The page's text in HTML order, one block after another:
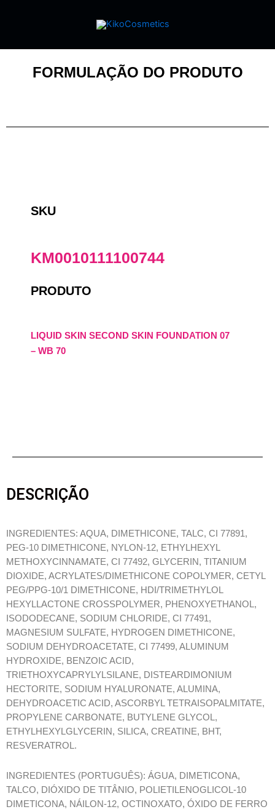
FORMULAÇÃO DO PRODUTO
SKU
KM0010111100744
PRODUTO
LIQUID SKIN SECOND SKIN FOUNDATION 07
– WB 70
DESCRIÇÃO
INGREDIENTES: AQUA, DIMETHICONE, TALC, CI 77891,
PEG-10 DIMETHICONE, NYLON-12, ETHYLHEXYL
METHOXYCINNAMATE, CI 77492, GLYCERIN, TITANIUM
DIOXIDE, ACRYLATES/DIMETHICONE COPOLYMER, CETYL
PEG/PPG-10/1 DIMETHICONE, HDI/TRIMETHYLOL
HEXYLLACTONE CROSSPOLYMER, PHENOXYETHANOL,
ISODODECANE, SODIUM CHLORIDE, CI 77491,
MAGNESIUM SULFATE, HYDROGEN DIMETHICONE,
SODIUM DEHYDROACETATE, CI 77499, ALUMINUM
HYDROXIDE, BENZOIC ACID,
TRIETHOXYCAPRYLYLSILANE, DISTEARDIMONIUM
HECTORITE, SODIUM HYALURONATE, ALUMINA,
DEHYDROACETIC ACID, ASCORBYL TETRAISOPALMITATE,
PROPYLENE CARBONATE, BUTYLENE GLYCOL,
ETHYLHEXYLGLYCERIN, SILICA, CREATINE, BHT,
RESVERATROL.
INGREDIENTES (PORTUGUÊS): ÁGUA, DIMETICONA,
TALCO, DIÓXIDO DE TITÂNIO, POLIETILENOGLICOL-10
DIMETICONA, NÁILON-12, OCTINOXATO, ÓXIDO DE FERRO